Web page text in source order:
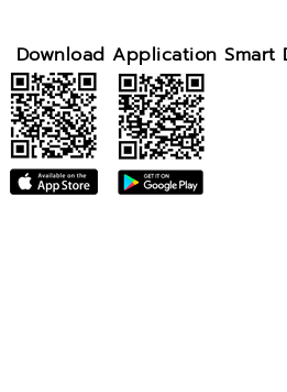
Download Application Smart